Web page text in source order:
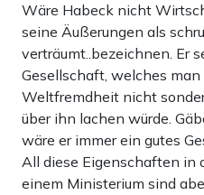
Wäre Habeck nicht
seine Äußerungen als
verträumt..bezeichnen. Er
Gesellschaft, welches man
Weltfremdheit nicht
über ihn lachen würde.
wäre er immer ein gutes
All diese Eigenschaften in
einem Ministerium sind